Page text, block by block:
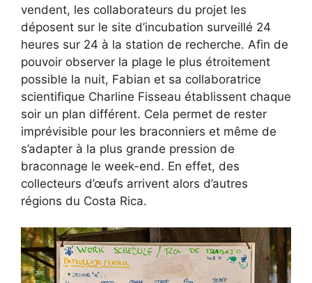
vendent, les collaborateurs du projet les
déposent sur le site d’incubation surveillé 24
heures sur 24 à la station de recherche. Afin de
pouvoir observer la plage le plus étroitement
possible la nuit, Fabian et sa collaboratrice
scientifique Charline Fisseau établissent chaque
soir un plan différent. Cela permet de rester
imprévisible pour les braconniers et même de
s’adapter à la plus grande pression de
braconnage le week-end. En effet, des
collecteurs d’œufs arrivent alors d’autres
régions du Costa Rica.